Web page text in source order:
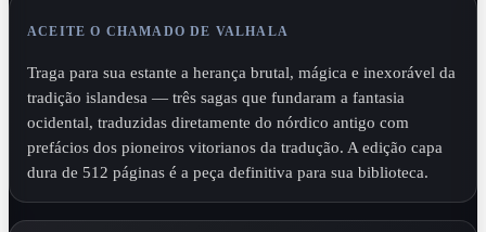
ACEITE O CHAMADO DE VALHALA
Traga para sua estante a herança brutal, mágica e inexorável da
tradição islandesa — três sagas que fundaram a fantasia
ocidental, traduzidas diretamente do nórdico antigo com
prefácios dos pioneiros vitorianos da tradução. A edição capa
dura de 512 páginas é a peça definitiva para sua biblioteca.